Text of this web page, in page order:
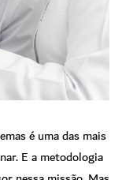
é uma das mais
E a metodologia